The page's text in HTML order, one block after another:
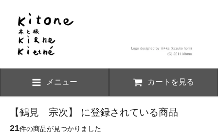
メニュー カートを見る
【鶴見 宗次】 に登録されている商品
21件の商品が見つかりました